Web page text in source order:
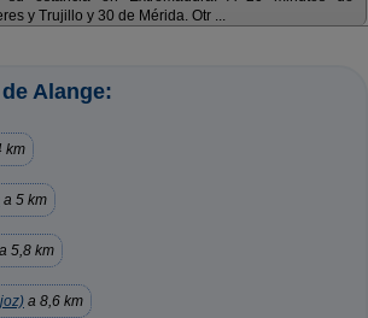
y Trujillo y 30 de Mérida. Otr ...
Alange:
km
a 5 km
a 5,8 km
a 8,6 km